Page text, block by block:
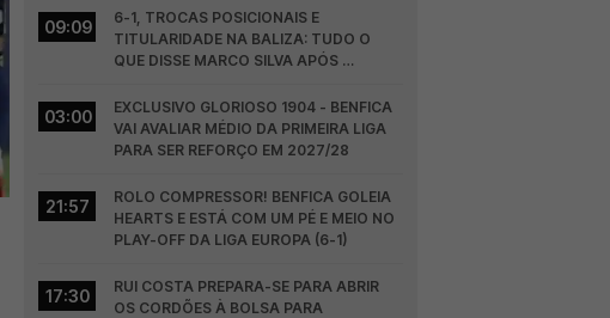
09:09
6-1, TROCAS POSICIONAIS E
TITULARIDADE NA BALIZA: TUDO O
QUE DISSE MARCO SILVA APÓS
03:00
EXCLUSIVO GLORIOSO 1904 - BENFICA
VAI AVALIAR MÉDIO DA PRIMEIRA LIGA
PARA SER REFORÇO EM 2027/28
21:57
ROLO COMPRESSOR! BENFICA GOLEIA
HEARTS E ESTÁ COM UM PÉ E MEIO NO
PLAY-OFF DA LIGA EUROPA (6-1)
17:30
RUI COSTA PREPARA-SE PARA ABRIR
OS CORDÕES À BOLSA PARA